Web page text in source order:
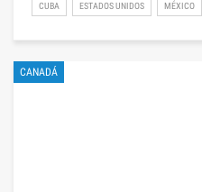
CUBA ESTADOS UNIDOS MÉXICO
CANADÁ